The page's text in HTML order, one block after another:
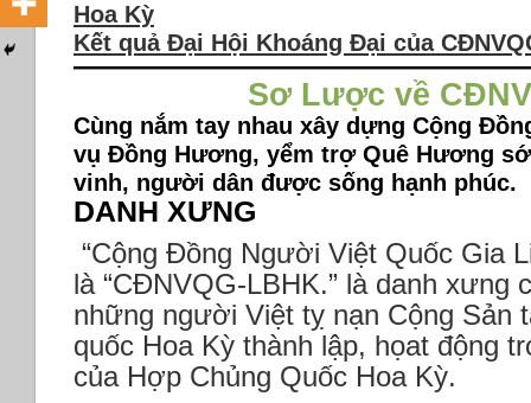
Hoa Kỳ
Kết quả Đại Hội Khoáng Đại của
Sơ Lược về
Cùng nắm tay nhau xây dựng Cộng
vụ Đồng Hương, yểm trợ Quê Hương
vinh, người dân được sống hạnh phúc.
DANH XƯNG
“Cộng Đồng Người Việt Quốc Gia
là “CĐNVQG-LBHK.” là danh xưng
những người Việt tỵ nạn Cộng Sản
quốc Hoa Kỳ thành lập, họat động
của Hợp Chủng Quốc Hoa Kỳ.